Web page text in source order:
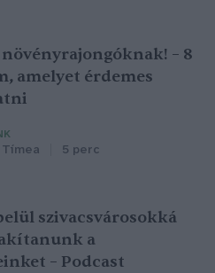
– 8
amelyet érdemes
5 perc
szivacsvárosokká
a
– Podcast